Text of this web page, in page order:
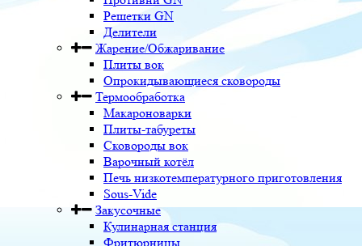
Решетки GN
Делители
Жарение/Обжаривание
Плиты вок
Опрокидывающиеся сковороды
Термообработка
Макароноварки
Плиты-табуреты
Сковороды вок
Варочный котёл
Печь низкотемпературного приготовления
Sous-Vide
Закусочные
Кулинарная станция
Фритюрницы